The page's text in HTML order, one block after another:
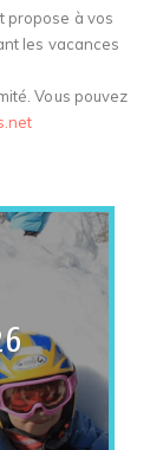
propose à vos
les vacances
Vous pouvez